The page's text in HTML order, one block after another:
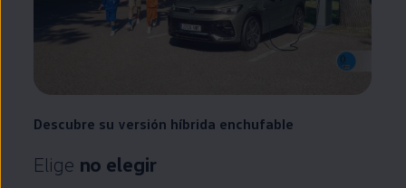
Descubre su versión híbrida enchufable
Elige no elegir